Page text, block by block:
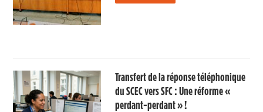
Transfert de la réponse téléphonique
du SCEC vers SFC : Une réforme «
perdant-perdant » !